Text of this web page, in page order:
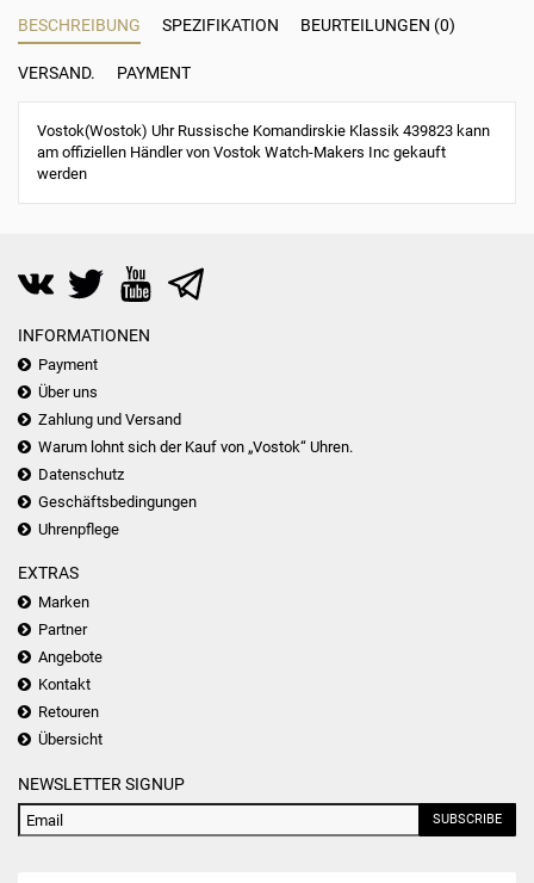
BESCHREIBUNG SPEZIFIKATION BEURTEILUNGEN (0)
VERSAND. PAYMENT
Vostok(Wostok) Uhr Russische Komandirskie Klassik 439823 kann
am offiziellen Händler von Vostok Watch-Makers Inc gekauft
werden
INFORMATIONEN
Payment
Über uns
Zahlung und Versand
Warum lohnt sich der Kauf von „Vostok“ Uhren.
Datenschutz
Geschäftsbedingungen
Uhrenpflege
EXTRAS
Marken
Partner
Angebote
Kontakt
Retouren
Übersicht
NEWSLETTER SIGNUP
SUBSCRIBE